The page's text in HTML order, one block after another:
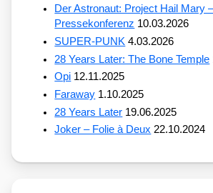
Der Astronaut: Project Hail Mary
Pressekonferenz 10.03.2026
SUPER-PUNK 4.03.2026
28 Years Later: The Bone Temple
Opi 12.11.2025
Faraway 1.10.2025
28 Years Later 19.06.2025
Joker – Folie à Deux 22.10.2024